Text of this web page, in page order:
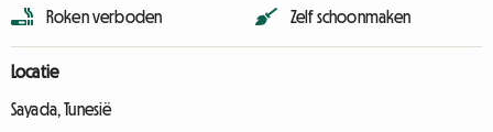
Roken verboden Zelf schoonmaken
Locatie
Sayada, Tunesië